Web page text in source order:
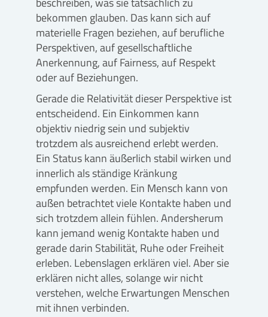
bekommen glauben. Das kann sich auf
materielle Fragen beziehen, auf berufliche
Perspektiven, auf gesellschaftliche
Anerkennung, auf Fairness, auf Respekt
oder auf Beziehungen.
Gerade die Relativität dieser Perspektive ist
entscheidend. Ein Einkommen kann
objektiv niedrig sein und subjektiv
trotzdem als ausreichend erlebt werden.
Ein Status kann äußerlich stabil wirken und
innerlich als ständige Kränkung
empfunden werden. Ein Mensch kann von
außen betrachtet viele Kontakte haben und
sich trotzdem allein fühlen. Andersherum
kann jemand wenig Kontakte haben und
gerade darin Stabilität, Ruhe oder Freiheit
erleben. Lebenslagen erklären viel. Aber sie
erklären nicht alles, solange wir nicht
verstehen, welche Erwartungen Menschen
mit ihnen verbinden.